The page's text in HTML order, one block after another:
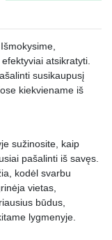
0:01:23
0:02:37
0:02:36
0:00:22
atsikratyti.
susikaupusį
kiekviename iš
sužinosite, kaip
pašalinti iš savęs.
kodėl svarbu
vietas,
būdus,
lygmenyje.